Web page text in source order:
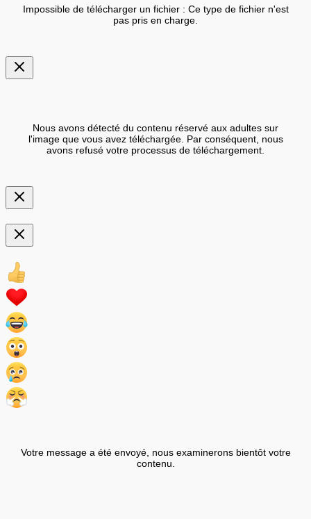
Impossible de télécharger un fichier : Ce type de fichier n'est
pas pris en charge.
Nous avons détecté du contenu réservé aux adultes sur
l'image que vous avez téléchargée. Par conséquent, nous
avons refusé votre processus de téléchargement.
Votre message a été envoyé, nous examinerons bientôt votre
contenu.